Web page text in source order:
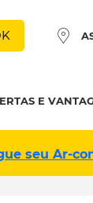
E
seu Ar-